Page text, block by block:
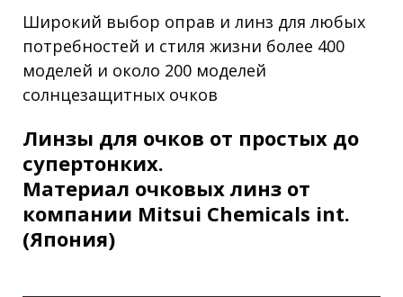
Широкий выбор оправ и линз для любых
потребностей и стиля жизни более 400
моделей и около 200 моделей
солнцезащитных очков
Линзы для очков от простых до
супертонких.
Материал очковых линз от
компании Mitsui Chemicals int.
(Япония)